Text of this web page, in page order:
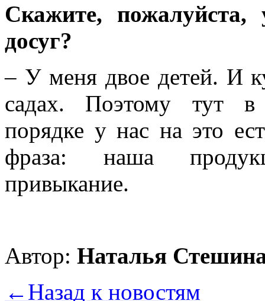
Скажите,
досуг?
– У меня двое детей. И
садах. Поэтому тут в
порядке у нас на это
фраза: наша
привыкание.
Автор: Наталья
← Назад к новостям